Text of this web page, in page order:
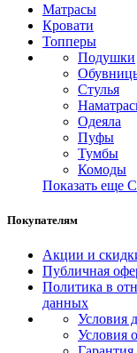
Матрасы
Кровати
Топперы
Подушки
Стулья
Одеяла
Пуфы
Тумбы
Комоды
Показать еще
Покупателям
Акции и
Публичная
Политика в
данных
Условия
Условия